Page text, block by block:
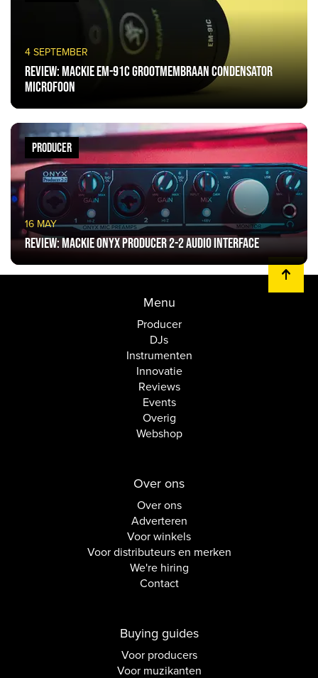
4 SEPTEMBER
Review: Mackie EM-91C Grootmembraan Condensator
Microfoon
16 MAY
Review: Mackie Onyx Producer 2-2 Audio Interface
PRODUCER
Menu
Producer
DJs
Instrumenten
Innovatie
Reviews
Events
Overig
Webshop
Over ons
Over ons
Adverteren
Voor winkels
Voor distributeurs en merken
We're hiring
Contact
Buying guides
Voor producers
Voor muzikanten